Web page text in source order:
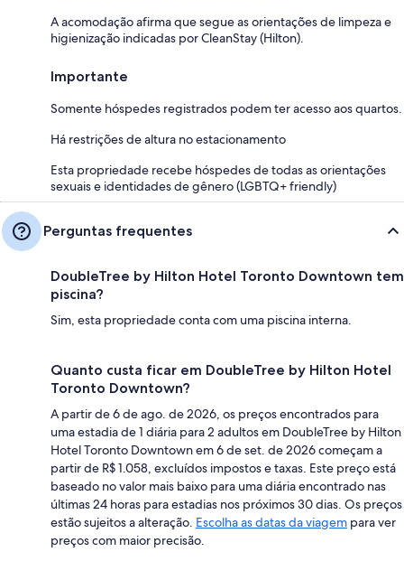
A acomodação afirma que segue as orientações de limpeza e
higienização indicadas por CleanStay (Hilton).
Importante
Somente hóspedes registrados podem ter acesso aos quartos.
Há restrições de altura no estacionamento
Esta propriedade recebe hóspedes de todas as orientações
sexuais e identidades de gênero (LGBTQ+ friendly)
Perguntas frequentes
DoubleTree by Hilton Hotel Toronto Downtown tem
piscina?
Sim, esta propriedade conta com uma piscina interna.
Quanto custa ficar em DoubleTree by Hilton Hotel
Toronto Downtown?
A partir de 6 de ago. de 2026, os preços encontrados para
uma estadia de 1 diária para 2 adultos em DoubleTree by Hilton
Hotel Toronto Downtown em 6 de set. de 2026 começam a
partir de R$ 1.058, excluídos impostos e taxas. Este preço está
baseado no valor mais baixo para uma diária encontrado nas
últimas 24 horas para estadias nos próximos 30 dias. Os preços
estão sujeitos a alteração. Escolha as datas da viagem para ver
preços com maior precisão.